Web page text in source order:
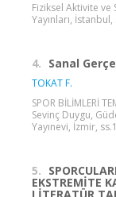
Fiziksel Aktivite ve
Yayınları,
4. Sanal
TOKAT F.
SPOR BİLİMLERİ
Sevinç Duygu,
Yayınevi, İzmir,
5.
EKSTREMİTE